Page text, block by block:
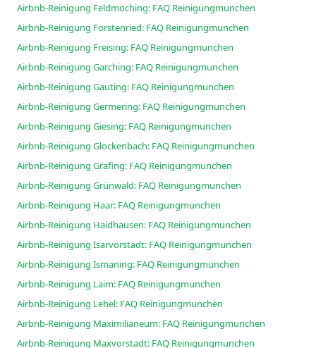
Airbnb-Reinigung Feldmoching: FAQ Reinigungmunchen
Airbnb-Reinigung Forstenried: FAQ Reinigungmunchen
Airbnb-Reinigung Freising: FAQ Reinigungmunchen
Airbnb-Reinigung Garching: FAQ Reinigungmunchen
Airbnb-Reinigung Gauting: FAQ Reinigungmunchen
Airbnb-Reinigung Germering: FAQ Reinigungmunchen
Airbnb-Reinigung Giesing: FAQ Reinigungmunchen
Airbnb-Reinigung Glockenbach: FAQ Reinigungmunchen
Airbnb-Reinigung Grafing: FAQ Reinigungmunchen
Airbnb-Reinigung Grünwald: FAQ Reinigungmunchen
Airbnb-Reinigung Haar: FAQ Reinigungmunchen
Airbnb-Reinigung Haidhausen: FAQ Reinigungmunchen
Airbnb-Reinigung Isarvorstadt: FAQ Reinigungmunchen
Airbnb-Reinigung Ismaning: FAQ Reinigungmunchen
Airbnb-Reinigung Laim: FAQ Reinigungmunchen
Airbnb-Reinigung Lehel: FAQ Reinigungmunchen
Airbnb-Reinigung Maximilianeum: FAQ Reinigungmunchen
Airbnb-Reinigung Maxvorstadt: FAQ Reinigungmunchen